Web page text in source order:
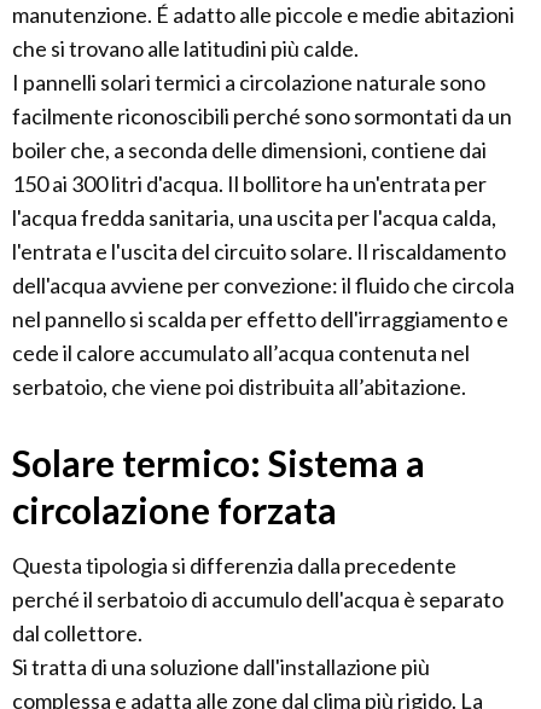
manutenzione. É adatto alle piccole e medie abitazioni
che si trovano alle latitudini più calde.
I pannelli solari termici a circolazione naturale sono
facilmente riconoscibili perché sono sormontati da un
boiler che, a seconda delle dimensioni, contiene dai
150 ai 300 litri d'acqua. Il bollitore ha un'entrata per
l'acqua fredda sanitaria, una uscita per l'acqua calda,
l'entrata e l'uscita del circuito solare. Il riscaldamento
dell'acqua avviene per convezione: il fluido che circola
nel pannello si scalda per effetto dell'irraggiamento e
cede il calore accumulato all’acqua contenuta nel
serbatoio, che viene poi distribuita all’abitazione.
Solare termico: Sistema a
circolazione forzata
Questa tipologia si differenzia dalla precedente
perché il serbatoio di accumulo dell'acqua è separato
dal collettore.
Si tratta di una soluzione dall'installazione più
complessa e adatta alle zone dal clima più rigido. La